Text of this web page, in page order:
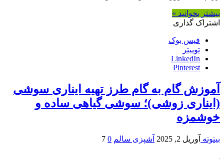
بیشتر بخوانید »
اشتراک گذاری
فیس بوک
توییتر
LinkedIn
Pinterest
آموزش گام به گام طرز تهیه ایناری سوشی
(ایناری زوشی)؛ سوشی گیاهی ساده و
خوشمزه
بیتوته آوریل 2, 2025 آشپزی سالم 0
7